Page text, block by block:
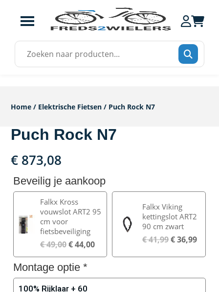
Zoek
naar:
Home / Elektrische Fietsen / Puch Rock N7
Puch Rock N7
€ 873,08
Beveilig je aankoop
Falkx Kross
vouwslot ART2 95
cm voor
fietsbeveiliging
€49,00€44,00
Falkx Viking
kettingslot ART2
90 cm zwart
€41,99€36,99
Montage optie *
100% Rijklaar + 60